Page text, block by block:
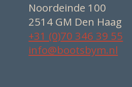
Noordeinde 100
2514 GM Den Haag
+31 (0)70 346 39 55
info@bootsbym.nl